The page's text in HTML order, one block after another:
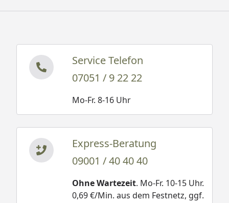
Service Telefon
07051 / 9 22 22
Mo-Fr. 8-16 Uhr
Express-Beratung
09001 / 40 40 40
Ohne Wartezeit. Mo-Fr. 10-15 Uhr.
0,69 €/Min. aus dem Festnetz, ggf.